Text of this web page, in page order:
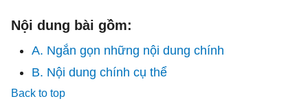
Nội dung bài gồm:
A. Ngắn gọn những nội dung chính
B. Nội dung chính cụ thể
Back to top